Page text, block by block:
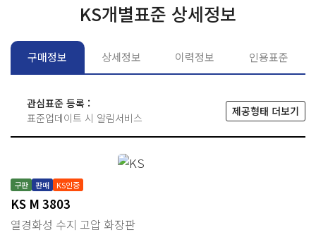
KS개별표준 상세정보
구매정보 상세정보 이력정보 인용표준
관심표준 등록 :
표준업데이트 시 알림서비스
제공형태 더보기
구판 판매 KS인증
KS M 3803
열경화성 수지 고압 화장판